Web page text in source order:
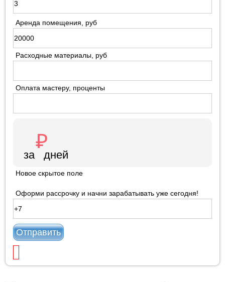
Аренда помещения, руб
Расходные материалы, руб
Оплата мастеру, проценты
Новое скрытое поле
Оформи рассрочку и начни зарабатывать уже сегодня!
Отправить